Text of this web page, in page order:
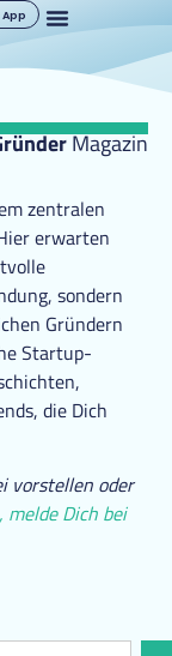
Magazin
zentralen
erwarten
sondern
Gründern
Startup-
die Dich
vorstellen oder
melde Dich bei